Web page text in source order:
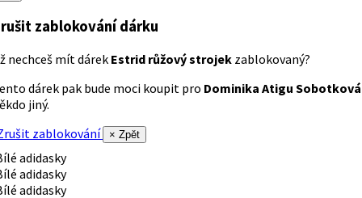
zablokování dárku
nechceš mít dárek Estrid růžový strojek zablokovaný?
dárek pak bude moci koupit pro Dominika Atigu Sobotková
jiný.
zablokování
× Zpět